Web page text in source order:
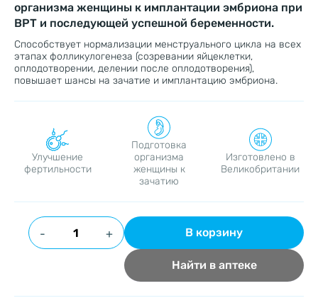
организма женщины к имплантации эмбриона при
ВРТ и последующей успешной беременности.
Способствует нормализации менструального цикла на всех
этапах фолликулогенеза (созревании яйцеклетки,
оплодотворении, делении после оплодотворения),
повышает шансы на зачатие и имплантацию эмбриона.
Улучшение
фертильности
Подготовка
организма
женщины к
зачатию
Изготовлено в
Великобритании
- + В корзину
Найти в аптеке